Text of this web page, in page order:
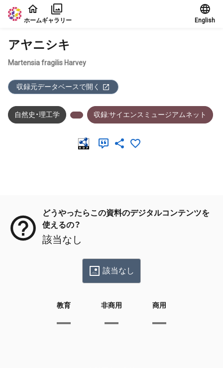
本文に飛ぶ
ホームギャラリー English
アヤニシキ
Martensia fragilis Harvey
収録元データベースで開く
自然史・理工学 収録:サイエンスミュージアムネット
どうやったらこの資料のデジタルコンテンツを
使えるの？
該当なし
該当なし
教育 非商用 商用